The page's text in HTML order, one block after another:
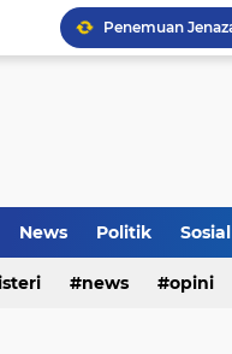
News Politik Sosial
news opini